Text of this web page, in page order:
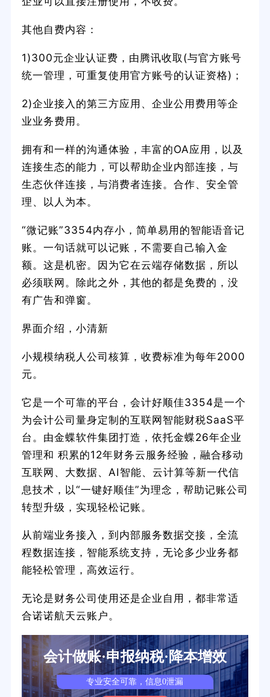
其他自费内容：
1)300元企业认证费，由腾讯收取(与官方账号
统一管理，可重复使用官方账号的认证资格)；
2)企业接入的第三方应用、企业公用费用等企
业业务费用。
拥有和一样的沟通体验，丰富的OA应用，以及
连接生态的能力，可以帮助企业内部连接，与
生态伙伴连接，与消费者连接。合作、安全管
理、以人为本。
“微记账”3354内存小，简单易用的智能语音记
账。一句话就可以记账，不需要自己输入金
额。这是机密。因为它在云端存储数据，所以
必须联网。除此之外，其他的都是免费的，没
有广告和弹窗。
界面介绍，小清新
小规模纳税人公司核算，收费标准为每年2000
元。
它是一个可靠的平台，会计好顺佳3354是一个
为会计公司量身定制的互联网智能财税SaaS平
台。由金蝶软件集团打造，依托金蝶26年企业
管理和 积累的12年财务云服务经验，融合移动
互联网、大数据、AI智能、云计算等新一代信
息技术，以“一键好顺佳”为理念，帮助记账公司
转型升级，实现轻松记账。
从前端业务接入，到内部服务数据交接，全流
程数据连接，智能系统支持，无论多少业务都
能轻松管理，高效运行。
无论是财务公司使用还是企业自用，都非常适
合诺诺航天云账户。
会计做账·申报纳税·降本增效
专业安全可靠，信息0泄漏